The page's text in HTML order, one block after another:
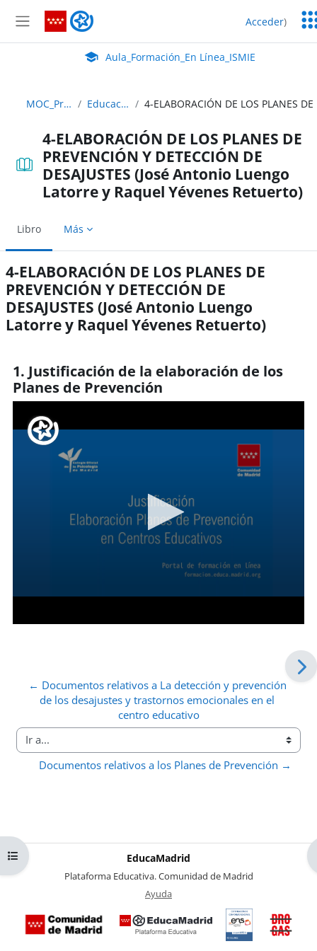
Panel lateral
Aula_Formación_En Línea_ISMIE Acceder)
Aula Virtual de EducaMadrid:
Aula_Formación_En Línea_ISMIE
Abrir índice del curso
MOC_Prevencion_22_23 ABIERTO Educación Secundaria Obligatoria
4-ELABORACIÓN DE LOS PLANES DE
PREVENCIÓN Y DETECCIÓN DE
DESAJUSTES (José Antonio Luengo
Latorre y Raquel Yévenes Retuerto)
Libro Más
4-ELABORACIÓN DE LOS PLANES DE
PREVENCIÓN Y DETECCIÓN DE
DESAJUSTES (José Antonio Luengo
Latorre y Raquel Yévenes Retuerto)
1. Justificación de la elaboración de los
Planes de Prevención
← Documentos relativos a La detección y prevención
de los desajustes y trastornos emocionales en el
centro educativo
Ir a...
Documentos relativos a los Planes de Prevención →
EducaMadrid
Plataforma Educativa. Comunidad de Madrid
Ayuda
Certificación
de
conformidad
con el del